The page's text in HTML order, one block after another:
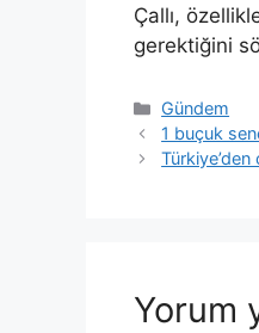
Çallı,
gerektiğini
Kategoriler
Gündem
1 buçuk
Yorum